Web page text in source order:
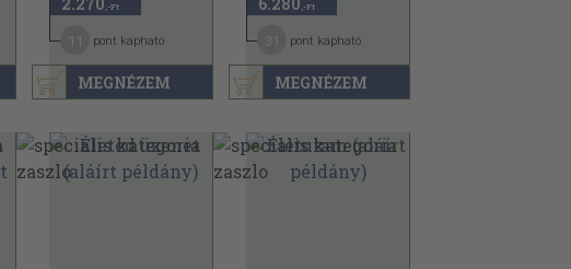
MEGNÉZEM
,-Ft
pont kapható
MEGNÉZEM
,-Ft
pont kapható